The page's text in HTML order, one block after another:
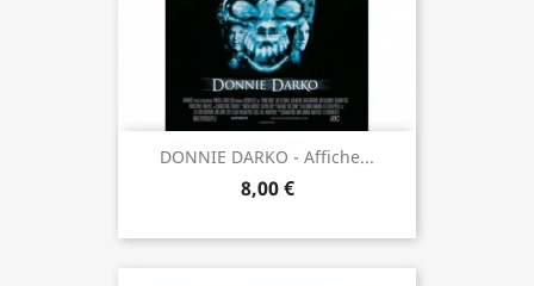
DONNIE DARKO - Affiche...
8,00 €